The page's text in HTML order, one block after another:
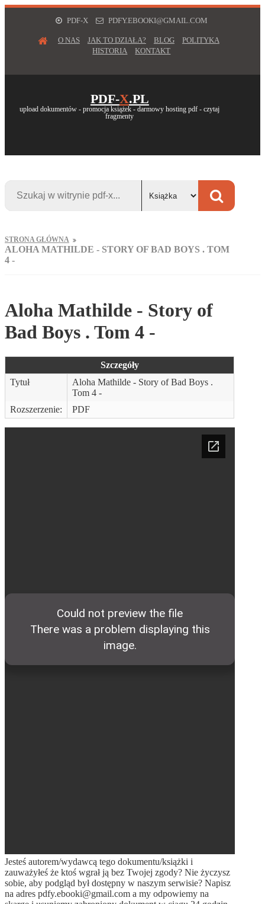
PDF-X PDFY.EBOOKI@GMAIL.COM
O NAS JAK TO DZIAŁA? BLOG
POLITYKA
HISTORIA
KONTAKT
PDF-X.PL
upload dokumentów - promocja książek - darmowy hosting pdf - czytaj
fragmenty
STRONA GŁÓWNA
ALOHA MATHILDE - STORY OF BAD BOYS . TOM
4 -
Aloha Mathilde - Story of
Bad Boys . Tom 4 -
Szczegóły
Tytuł
Aloha Mathilde - Story of Bad Boys .
Tom 4 -
Rozszerzenie:
PDF
Jesteś autorem/wydawcą tego dokumentu/książki i
zauważyłeś że ktoś wgrał ją bez Twojej zgody? Nie życzysz
sobie, aby podgląd był dostępny w naszym serwisie? Napisz
na adres pdfy.ebooki@gmail.com a my odpowiemy na